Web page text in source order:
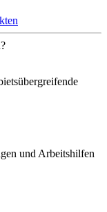
und Arbeitshilfen